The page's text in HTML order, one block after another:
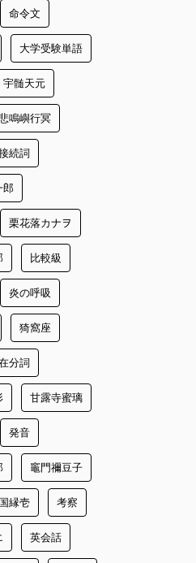
命令文
大学受験単語
宇髄天元
鳴嶼行冥
続詞
郎
栗花落カナヲ
比較級
炎の呼吸
猗窩座
分詞
甘露寺蜜璃
発音
竈門禰豆子
縁壱 考察
英会話